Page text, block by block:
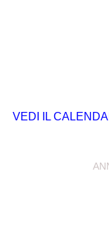
VEDI IL